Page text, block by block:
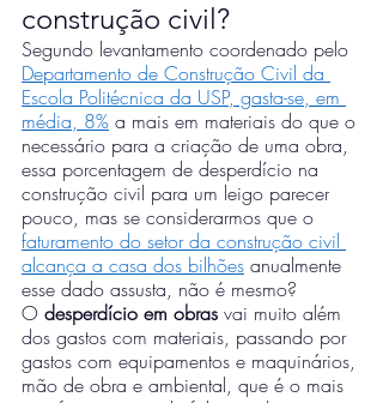
construção civil?
Segundo levantamento coordenado pelo
Departamento de Construção Civil da
Escola Politécnica da USP, gasta-se, em
média, 8% a mais em materiais do que o
necessário para a criação de uma obra,
essa porcentagem de desperdício na
construção civil para um leigo parecer
pouco, mas se considerarmos que o
faturamento do setor da construção civil
alcança a casa dos bilhões anualmente
esse dado assusta, não é mesmo?
O desperdício em obras vai muito além
dos gastos com materiais, passando por
gastos com equipamentos e maquinários,
mão de obra e ambiental, que é o mais